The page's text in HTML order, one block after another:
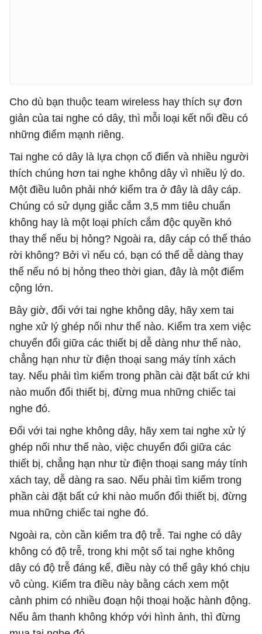
Cho dù bạn thuộc team wireless hay thích sự đơn
giản của tai nghe có dây, thì mỗi loại kết nối đều có
những điểm mạnh riêng.
Tai nghe có dây là lựa chọn cổ điển và nhiều người
thích chúng hơn tai nghe không dây vì nhiều lý do.
Một điều luôn phải nhớ kiểm tra ở đây là dây cáp.
Chúng có sử dụng giắc cắm 3,5 mm tiêu chuẩn
không hay là một loại phích cắm độc quyền khó
thay thế nếu bị hỏng? Ngoài ra, dây cáp có thể tháo
rời không? Bởi vì nếu có, bạn có thể dễ dàng thay
thế nếu nó bị hỏng theo thời gian, đây là một điểm
cộng lớn.
Bây giờ, đối với tai nghe không dây, hãy xem tai
nghe xử lý ghép nối như thế nào. Kiểm tra xem việc
chuyển đổi giữa các thiết bị dễ dàng như thế nào,
chẳng hạn như từ điện thoại sang máy tính xách
tay. Nếu phải tìm kiếm trong phần cài đặt bất cứ khi
nào muốn đổi thiết bị, đừng mua những chiếc tai
nghe đó.
Đối với tai nghe không dây, hãy xem tai nghe xử lý
ghép nối như thế nào, việc chuyển đổi giữa các
thiết bị, chẳng hạn như từ điện thoại sang máy tính
xách tay, dễ dàng ra sao. Nếu phải tìm kiếm trong
phần cài đặt bất cứ khi nào muốn đổi thiết bị, đừng
mua những chiếc tai nghe đó.
Ngoài ra, còn cần kiểm tra độ trễ. Tai nghe có dây
không có độ trễ, trong khi một số tai nghe không
dây có độ trễ đáng kể, điều này có thể gây khó chịu
vô cùng. Kiểm tra điều này bằng cách xem một
cảnh phim có nhiều đoạn hội thoại hoặc hành động.
Nếu âm thanh không khớp với hình ảnh, thì đừng